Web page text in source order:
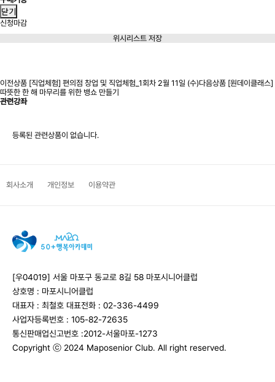
닫기
신청마감
위시리스트 저장
이전상품 [직업체험] 편의점 창업 및 직업체험_1회차 2월 11일 (수)다음상품 [원데이클래스]
따뜻한 한 해 마무리를 위한 뱅쇼 만들기
관련강좌
등록된 관련상품이 없습니다.
회사소개 개인정보 이용약관
[우04019] 서울 마포구 동교로 8길 58 마포시니어클럽
상호명 : 마포시니어클럽
대표자 : 최철호 대표전화 : 02-336-4499
사업자등록번호 : 105-82-72635
통신판매업신고번호 :2012-서울마포-1273
Copyright ⓒ 2024 Maposenior Club. All right reserved.